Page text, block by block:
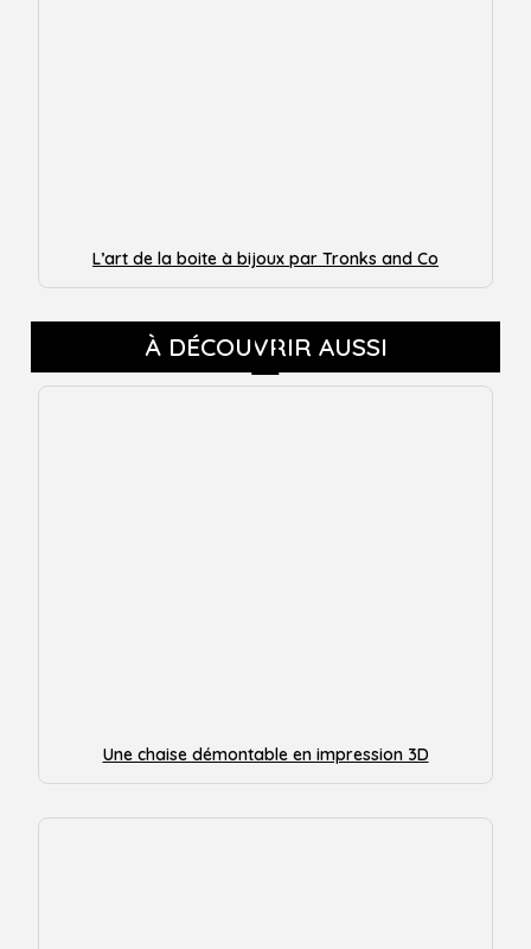
L’art de la boite à bijoux par Tronks and Co
À DÉCOUVRIR AUSSI
Une chaise démontable en impression 3D